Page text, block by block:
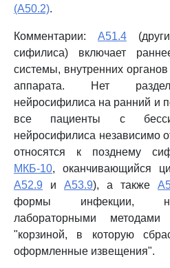
(A50.2).
Комментарии: A51.4
сифилиса) включает
системы, внутренних
аппарата. Нет
нейросифилиса на ранний и
все пациенты с
нейросифилиса независимо
относятся к позднему
МКБ-10, оканчивающийся
A52.9 и A53.9), а также
формы инфекции, не
лабораторными методами
"корзиной, в которую
оформленные извещения".